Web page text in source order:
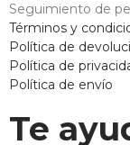
Seguimiento de
Términos y
Política de
Política de
Política de envío
Te